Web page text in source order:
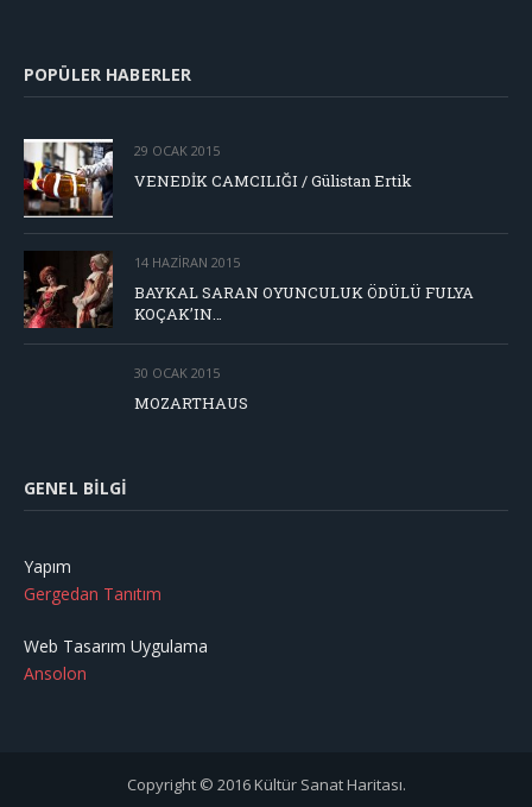
POPÜLER HABERLER
29 OCAK 2015
VENEDİK CAMCILIĞI / Gülistan Ertik
14 HAZIRAN 2015
BAYKAL SARAN OYUNCULUK ÖDÜLÜ FULYA
KOÇAK’IN…
30 OCAK 2015
MOZARTHAUS
GENEL BILGI
Yapım
Gergedan Tanıtım
Web Tasarım Uygulama
Ansolon
Copyright © 2016 Kültür Sanat Haritası.